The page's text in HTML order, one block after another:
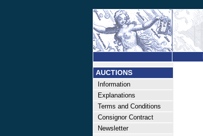
AUCTIONS
Information
Explanations
Terms and Conditions
Consignor Contract
Newsletter